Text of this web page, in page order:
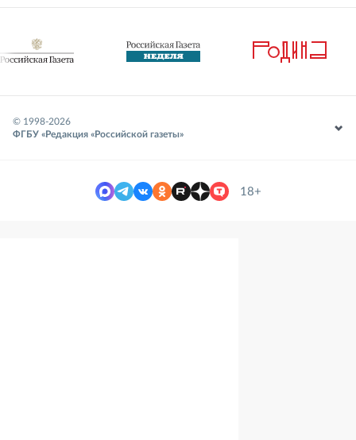
© 1998-2026
ФГБУ «Редакция «Российской газеты»
18+